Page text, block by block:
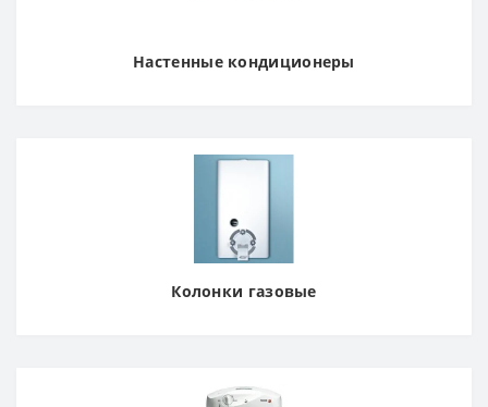
Настенные кондиционеры
Колонки газовые